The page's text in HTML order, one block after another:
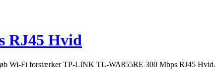
RJ45 Hvid
Wi-Fi forstærker TP-LINK TL-WA855RE 300 Mbps RJ45